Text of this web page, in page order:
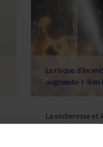
Le risque
augmente-t-il en
La sécheresse et
pourraient